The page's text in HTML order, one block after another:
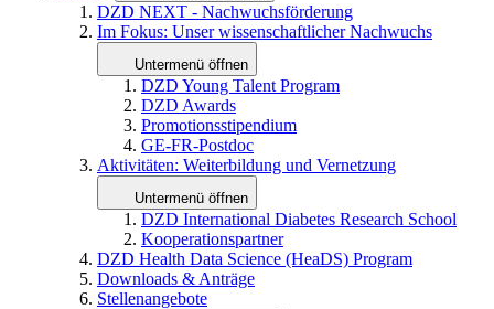
DZD NEXT - Nachwuchsförderung
Im Fokus: Unser wissenschaftlicher Nachwuchs
Untermenü öffnen
DZD Young Talent Program
DZD Awards
Promotionsstipendium
GE-FR-Postdoc
Aktivitäten: Weiterbildung und Vernetzung
Untermenü öffnen
DZD International Diabetes Research School
Kooperationspartner
DZD Health Data Science (HeaDS) Program
Downloads & Anträge
Stellenangebote